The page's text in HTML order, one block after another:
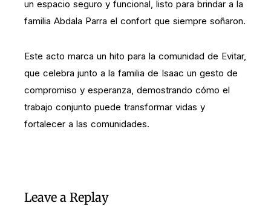
un espacio seguro y funcional, listo para brindar a la
familia Abdala Parra el confort que siempre soñaron.
Este acto marca un hito para la comunidad de Evitar,
que celebra junto a la familia de Isaac un gesto de
compromiso y esperanza, demostrando cómo el
trabajo conjunto puede transformar vidas y
fortalecer a las comunidades.
Leave a Replay